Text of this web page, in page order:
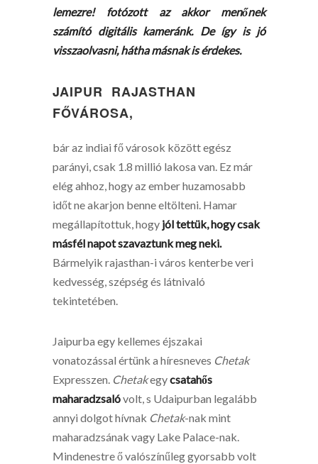
lemezre! fotózott az akkor menőnek
számító digitális kameránk. De így is jó
visszaolvasni, hátha másnak is érdekes.
JAIPUR RAJASTHAN
FŐVÁROSA,
bár az indiai fő városok között egész
parányi, csak 1.8 millió lakosa van. Ez már
elég ahhoz, hogy az ember huzamosabb
időt ne akarjon benne eltölteni. Hamar
megállapítottuk, hogy jól tettük, hogy csak
másfél napot szavaztunk meg neki.
Bármelyik rajasthan-i város kenterbe veri
kedvesség, szépség és látnivaló
tekintetében.
Jaipurba egy kellemes éjszakai
vonatozással értünk a híresneves Chetak
Expresszen. Chetakegycsatahős
maharadzsalóvolt, s Udaipurban legalább
annyi dolgot hívnak Chetak-nak mint
maharadzsának vagy Lake Palace-nak.
Mindenestre ő valószínűleg gyorsabb volt